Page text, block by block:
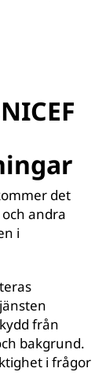
det
andra
i
från
bakgrund.
i frågor